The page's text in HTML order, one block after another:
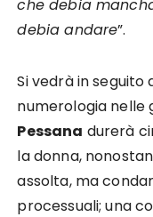
che debia
debia andare”.
Si vedrà in seguito
numerologia nelle
Pessana durerà
la donna,
assolta, ma
processuali; una